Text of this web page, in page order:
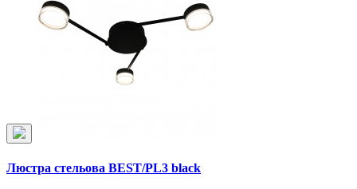
Люстра стельова BEST/PL3 black